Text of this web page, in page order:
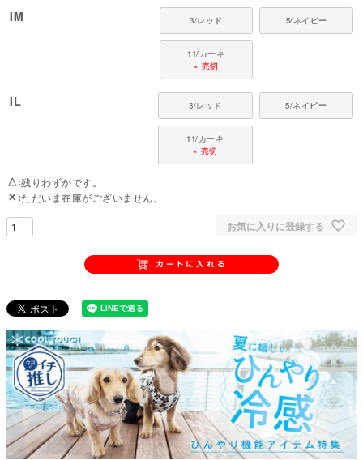
や脱げる恐れがございます。
そのため、泳ぐことを主目的としたご使用は推奨しておりません。何卒ご理
解くださいますようお願い申し上げます。
こちらの商品は24-09094-1：イタグレ用裏起毛ラッシュガードよりも袖丈、
IM 3/レッド 5/ネイビー
11/カーキ
× 売切
IL 3/レッド 5/ネイビー
11/カーキ
× 売切
△ 残りわずかです。
✕ ただいま在庫がございません。
お気に入りに登録する